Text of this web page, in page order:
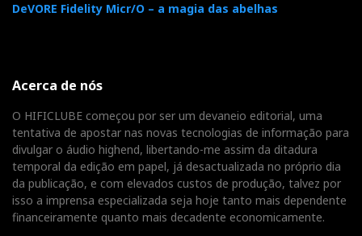
DeVORE Fidelity Micr/O – a magia das abelhas
Acerca de nós
O HIFICLUBE começou por ser um devaneio editorial, uma
tentativa de apostar nas novas tecnologias de informação para
divulgar o áudio highend, libertando-me assim da ditadura
temporal da edição em papel, já desactualizada no próprio dia
da publicação, e com elevados custos de produção, talvez por
isso a imprensa especializada seja hoje tanto mais dependente
financeiramente quanto mais decadente economicamente.